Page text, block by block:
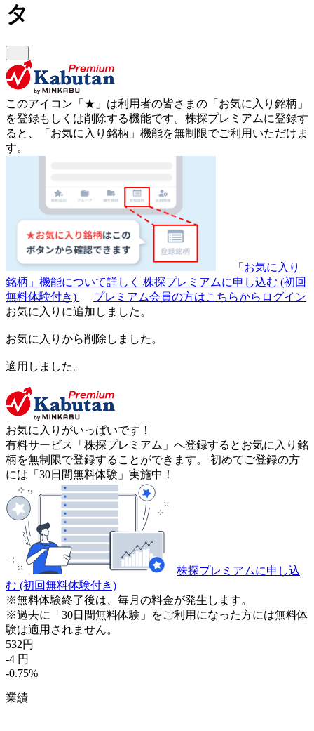
タ
このアイコン 「★」 は利用者の皆さまの 「お気に入り銘柄」
を登録もしくは削除する機能です。 株探プレミアムに登録す
ると、「お気に入り銘柄」機能を無制限でご利用いただけま
す。
「お気に入り
銘柄」機能について詳しく 株探プレミアムに申し込む (初回
無料体験付き)
プレミアム会員の方はこちらからログイン
お気に入りに追加しました。
お気に入りから削除しました。
適用しました。
お気に入りがいっぱいです！
有料サービス「株探プレミアム」へ登録するとお気に入り銘
柄を無制限で登録することができます。 初めてご登録の方
には「30日間無料体験」実施中！
株探プレミアムに申し込
む (初回無料体験付き)
※無料体験終了後は、毎月の料金が発生します。
※過去に「30日間無料体験」をご利用になった方には無料体
験は適用されません。
532円
-4 円
-0.75%
業績